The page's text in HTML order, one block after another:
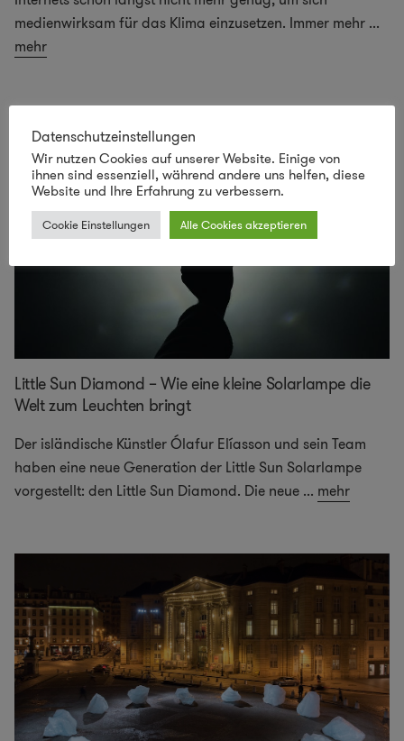
medienwirksam für das Klima einzusetzen. Immer mehr ...
mehr
Little Sun Diamond – Wie eine kleine Solarlampe die
Welt zum Leuchten bringt
Der isländische Künstler Ólafur Elíasson und sein Team
haben eine neue Generation der Little Sun Solarlampe
vorgestellt: den Little Sun Diamond. Die neue ... mehr
Datenschutzeinstellungen
Wir nutzen Cookies auf unserer Website. Einige von
ihnen sind essenziell, während andere uns helfen, diese
Website und Ihre Erfahrung zu verbessern.
Cookie Einstellungen Alle Cookies akzeptieren